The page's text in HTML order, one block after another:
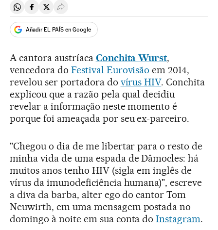
Compartir en Whatsapp
Compartir en Facebook
Compartir en Twitter
Desplegar Redes Sociales
Añadir EL PAÍS en Google
A cantora austríaca Conchita Wurst,
vencedora do Festival Eurovisão em 2014,
revelou ser portadora do vírus HIV. Conchita
explicou que a razão pela qual decidiu
revelar a informação neste momento é
porque foi ameaçada por seu ex-parceiro.
"Chegou o dia de me libertar para o resto de
minha vida de uma espada de Dâmocles: há
muitos anos tenho HIV (sigla em inglês de
vírus da imunodeficiência humana)", escreve
a diva da barba, alter ego do cantor Tom
Neuwirth, em uma mensagem postada no
domingo à noite em sua conta doInstagram.